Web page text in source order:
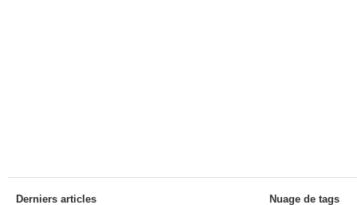
Derniers articles Nuage de tags